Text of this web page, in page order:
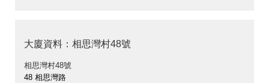
大廈資料：相思灣村48號
相思灣村48號
48 相思灣路